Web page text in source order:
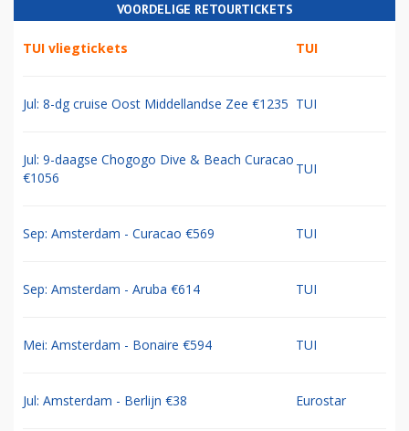
VOORDELIGE RETOURTICKETS
TUI vliegtickets TUI
Jul: 8-dg cruise Oost Middellandse Zee €1235 TUI
Jul: 9-daagse Chogogo Dive & Beach Curacao
€1056
TUI
Sep: Amsterdam - Curacao €569 TUI
Sep: Amsterdam - Aruba €614 TUI
Mei: Amsterdam - Bonaire €594 TUI
Jul: Amsterdam - Berlijn €38 Eurostar